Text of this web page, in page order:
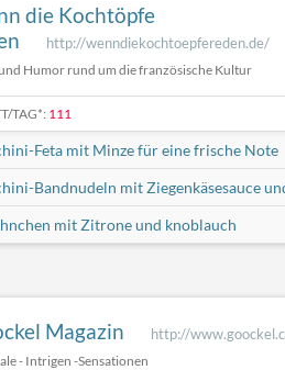
die Kochtöpfe
http://wenndiekochtoepfereden.de/
Humor rund um die französische Kultur
TAG*: 111
Feta mit Minze für eine frische Note
Bandnudeln mit Ziegenkäsesauce
mit Zitrone und knoblauch
Magazin http://
- Intrigen -Sensationen